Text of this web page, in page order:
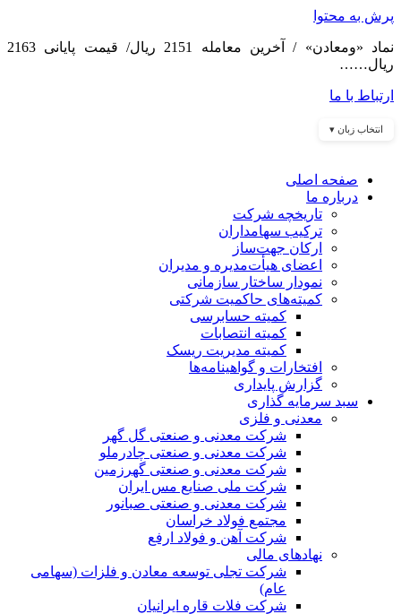
پرش به محتوا
نماد «ومعادن» / آخرین معامله 2151 ریال/ قیمت پایانی 2163
ریال……
ارتباط با ما
انتخاب زبان ▾
صفحه اصلی
درباره ما
تاریخچه شرکت
ترکیب سهامداران
ارکان جهت‌ساز
اعضای هیأت‌مدیره و مدیران
نمودار ساختار سازمانی
کمیته‌های حاکمیت شرکتی
کمیته حسابرسی
کمیته انتصابات
کمیته مدیریت ریسک
افتخارات و گواهینامه‌ها
گزارش پایداری
سبد سرمایه گذاری
معدنی و فلزی
شرکت معدنی و صنعتی گل گهر
شرکت معدنی و صنعتی چادرملو
شرکت معدنی و صنعتی گهرزمین
شرکت ملی صنایع مس ایران
شرکت معدنی و صنعتی صبانور
مجتمع فولاد خراسان
شرکت آهن و فولاد ارفع
نهادهای مالی
شرکت تجلی توسعه معادن و فلزات (سهامی
عام)
شرکت فلات قاره ایرانیان